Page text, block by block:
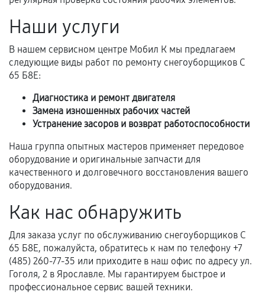
перегрев, коррозия.
Самостоятельный ремонт или вмешательство
третьих лиц.
Естественный износ деталей, если иное не
Обращение после окончания гарантийного
срока.
Программные сбои, если это не указано в
Если комплектующие куплены
самостоятельно
Гарантия на выполненные работы может
сохраняться полностью или частично, если
соблюдены следующие условия:
Предоставленные детали подходят по
техническим параметрам и не имеют внешних
Наши услуги
В нашем сервисном центре Мобил К мы предлагаем
следующие виды работ по ремонту снегоуборщиков С
65 Б8Е:
Диагностика и ремонт двигателя
Замена изношенных рабочих частей
Устранение засоров и возврат работоспособности
Наша группа опытных мастеров применяет передовое
оборудование и оригинальные запчасти для
качественного и долговечного восстановления вашего
оборудования.
Как нас обнаружить
Для заказа услуг по обслуживанию снегоуборщиков С
65 Б8Е, пожалуйста, обратитесь к нам по телефону +7
(485) 260-77-35 или приходите в наш офис по адресу ул.
Гоголя, 2 в Ярославле. Мы гарантируем быстрое и
профессиональное сервис вашей техники.